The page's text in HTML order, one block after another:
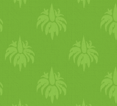
a rántást
kevergessük,
tej
et